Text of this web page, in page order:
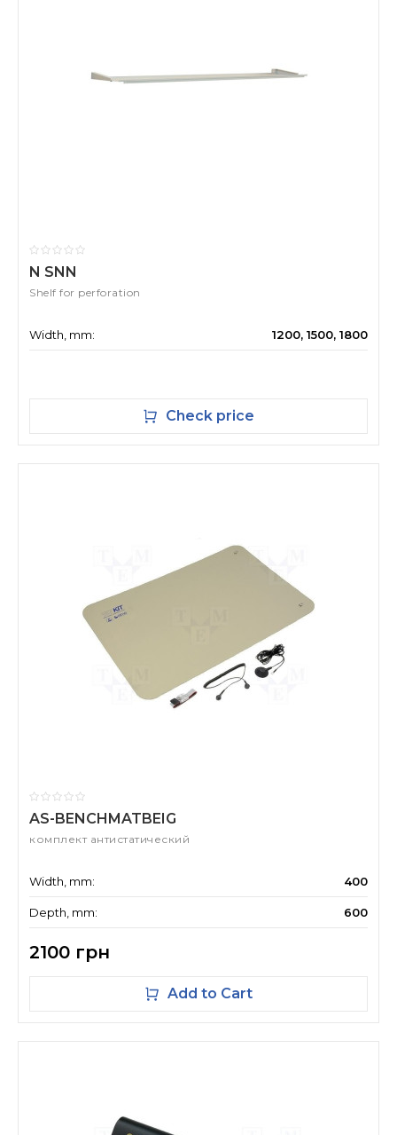
N SNN
Shelf for perforation
Width, mm: 1200, 1500, 1800
Check price
AS-BENCHMATBEIG
комплект антистатический
Width, mm: 400
Depth, mm: 600
2100 грн
Add to Cart